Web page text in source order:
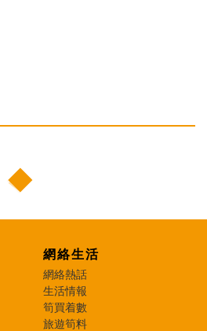
網絡生活
網絡熱話
生活情報
筍買着數
旅遊筍料